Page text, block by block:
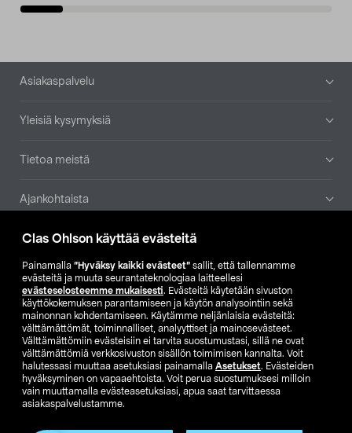
Clas Ohlson käyttää evästeitä
Painamalla ”Hyväksy kaikki evästeet” sallit, että tallennamme
evästeitä ja muuta seurantateknologiaa laitteellesi
evästeselosteemme mukaisesti. Evästeitä käytetään sivuston
käyttökokemuksen parantamiseen ja käytön analysointiin sekä
mainonnan kohdentamiseen. Käytämme neljänlaisia evästeitä:
välttämättömät, toiminnalliset, analyyttiset ja mainosevästeet.
Välttämättömiin evästeisiin ei tarvita suostumustasi, sillä ne ovat
välttämättömiä verkkosivuston sisällön toimimisen kannalta. Voit
halutessasi muuttaa asetuksiasi painamalla Asetukset. Evästeiden
hyväksyminen on vapaaehtoista. Voit perua suostumuksesi milloin
vain muuttamalla evästeasetuksiasi, apua saat tarvittaessa
asiakaspalvelustamme.
Alatunniste
Asiakaspalvelu
Yleisiä kysymyksiä
Tietoa meistä
Ajankohtaista
Muut yrityksemme
Etsi myymälä
SE NO FI
FI SV